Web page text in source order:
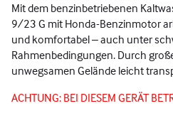
Mit dem benzinbetriebenen
9/23 G mit Honda-Benzinmotor
und komfortabel – auch unter
Rahmenbedingungen. Durch
unwegsamen Gelände leicht
ACHTUNG: BEI DIESEM GERÄT